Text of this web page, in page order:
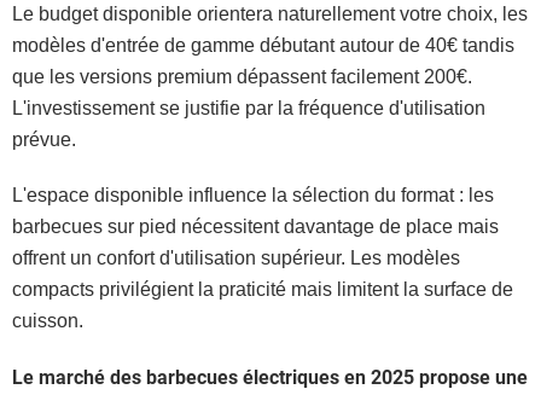
Le budget disponible orientera naturellement votre choix, les
modèles d'entrée de gamme débutant autour de 40€ tandis
que les versions premium dépassent facilement 200€.
L'investissement se justifie par la fréquence d'utilisation
prévue.
L'espace disponible influence la sélection du format : les
barbecues sur pied nécessitent davantage de place mais
offrent un confort d'utilisation supérieur. Les modèles
compacts privilégient la praticité mais limitent la surface de
cuisson.
Le marché des barbecues électriques en 2025 propose une